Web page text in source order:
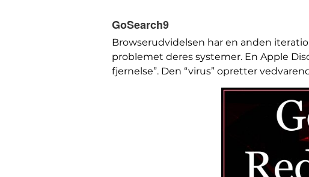
GoSearch9
Browserudvidelsen har en anden
problemet deres systemer. En Apple
fjernelse”. Den “virus” opretter